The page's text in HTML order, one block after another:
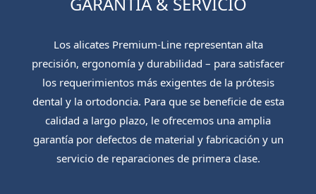
Los alicates Premium-Line representan alta
precisión, ergonomía y durabilidad – para satisfacer
los requerimientos más exigentes de la prótesis
dental y la ortodoncia. Para que se beneficie de esta
calidad a largo plazo, le ofrecemos una amplia
garantía por defectos de material y fabricación y un
servicio de reparaciones de primera clase.